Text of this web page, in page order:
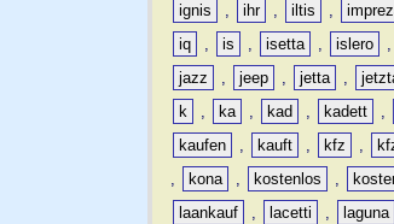
ignis
, ihr , iltis ,
iq
, is , isetta , islero ,
jazz
, jeep , jetta ,
k
, ka , kad , kadett ,
kaufen
, kauft , kfz ,
,
kona , kostenlos ,
laankauf
, lacetti , laguna